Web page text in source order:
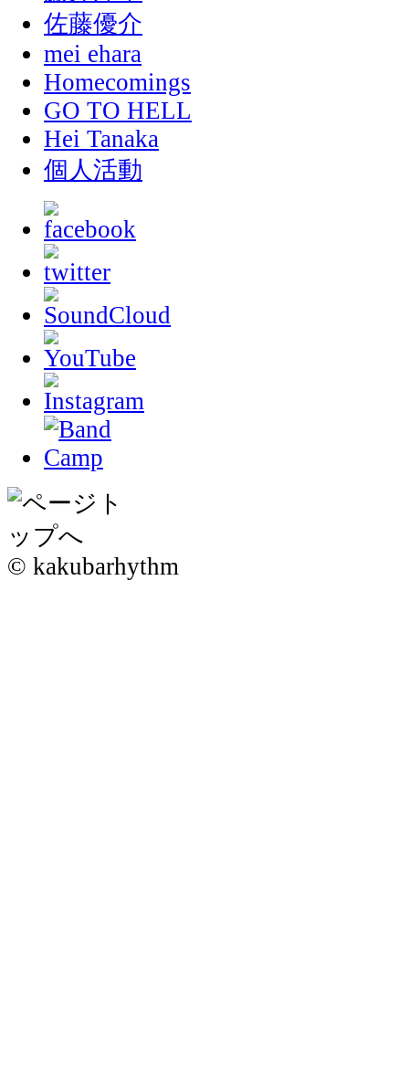
佐藤優介
mei ehara
Homecomings
GO TO HELL
Hei Tanaka
個人活動
© kakubarhythm